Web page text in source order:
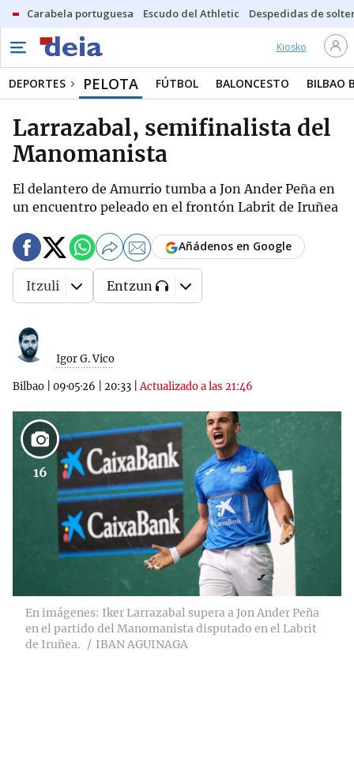
Carabela portuguesa Escudo del Athletic Despedidas de
Kiosko
DEPORTES PELOTA FÚTBOL BALONCESTO BILBAO
Larrazabal, semifinalista del
Manomanista
El delantero de Amurrio tumba a Jon Ander Peña en
un encuentro peleado en el frontón Labrit de Iruñea
Igor G. Vico
Bilbao 09·05·26 20:33 |Actualizado a las 21:46
Añádenos en Google
Itzuli Entzun
16
En imágenes: Iker Larrazabal supera a Jon Ander Peña
en el partido del Manomanista disputado en el Labrit
de Iruñea.
IBAN AGUINAGA